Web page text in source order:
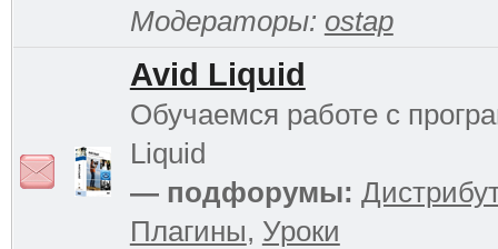
Модераторы: ostap
Avid Liquid
Обучаемся работе с
Liquid
— подфорумы:
Плагины, Уроки